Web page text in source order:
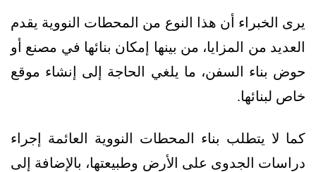
يرى الخبراء أن هذا النوع من المحطات النووية يقدم
العديد من المزايا، من بينها إمكان بنائها في مصنع أو
حوض بناء السفن، ما يلغي الحاجة إلى إنشاء موقع
خاص لبنائها.
كما لا يتطلب بناء المحطات النووية العائمة إجراء
دراسات الجدوى على الأرض وطبيعتها، بالإضافة إلى